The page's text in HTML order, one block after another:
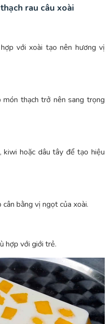
rau câu xoài
với xoài tạo nên hương vị
thạch trở nên sang trọng
hoặc dâu tây để tạo hiệu
cân bằng vị ngọt của xoài.
hợp với giới trẻ.